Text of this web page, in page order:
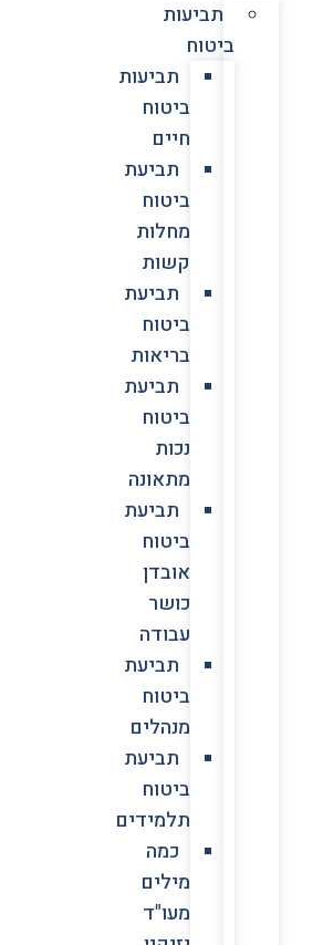
תביעות
ביטוח
תביעות
ביטוח
חיים
תביעת
ביטוח
מחלות
קשות
תביעת
ביטוח
בריאות
תביעת
ביטוח
נכות
מתאונה
תביעת
ביטוח
אובדן
כושר
עבודה
תביעת
ביטוח
מנהלים
תביעת
ביטוח
תלמידים
כמה
מילים
מעו"ד